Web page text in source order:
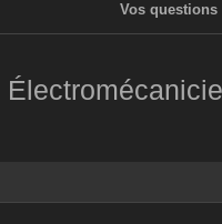
Vos questions